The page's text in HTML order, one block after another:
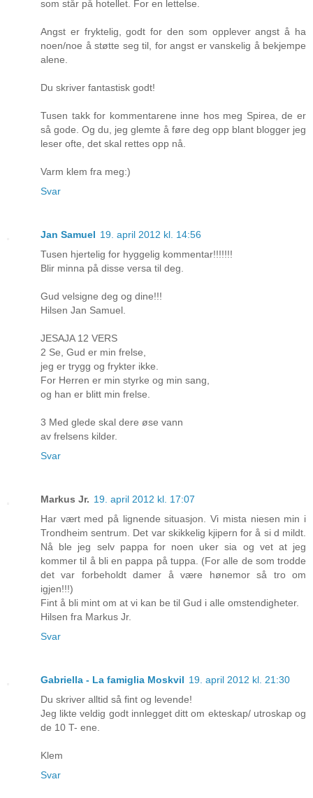
som står på hotellet. For en lettelse.
Angst er fryktelig, godt for den som opplever angst å ha
noen/noe å støtte seg til, for angst er vanskelig å bekjempe
alene.
Du skriver fantastisk godt!
Tusen takk for kommentarene inne hos meg Spirea, de er
så gode. Og du, jeg glemte å føre deg opp blant blogger jeg
leser ofte, det skal rettes opp nå.
Varm klem fra meg:)
Svar
Jan Samuel 19. april 2012 kl. 14:56
Tusen hjertelig for hyggelig kommentar!!!!!!!
Blir minna på disse versa til deg.
Gud velsigne deg og dine!!!
Hilsen Jan Samuel.
JESAJA 12 VERS
2 Se, Gud er min frelse,
jeg er trygg og frykter ikke.
For Herren er min styrke og min sang,
og han er blitt min frelse.
3 Med glede skal dere øse vann
av frelsens kilder.
Svar
Markus Jr. 19. april 2012 kl. 17:07
Har vært med på lignende situasjon. Vi mista niesen min i
Trondheim sentrum. Det var skikkelig kjipern for å si d mildt.
Nå ble jeg selv pappa for noen uker sia og vet at jeg
kommer til å bli en pappa på tuppa. (For alle de som trodde
det var forbeholdt damer å være hønemor så tro om
igjen!!!)
Fint å bli mint om at vi kan be til Gud i alle omstendigheter.
Hilsen fra Markus Jr.
Svar
Gabriella - La famiglia Moskvil 19. april 2012 kl. 21:30
Du skriver alltid så fint og levende!
Jeg likte veldig godt innlegget ditt om ekteskap/ utroskap og
de 10 T- ene.
Klem
Svar